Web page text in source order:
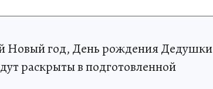
Новый год, День рождения Дедушки
раскрыты в подготовленной